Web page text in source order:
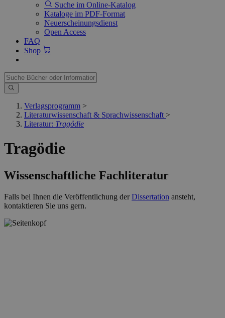
Suche im Online-Katalog
Kataloge im PDF-Format
Neuerscheinungsdienst
Open Access
FAQ
Shop
Verlagsprogramm >
Literaturwissenschaft & Sprachwissenschaft >
Literatur: Tragödie
Tragödie
Wissenschaftliche Fachliteratur
Falls bei Ihnen die Veröffentlichung derDissertation ansteht,
kontaktieren Sie uns gern.